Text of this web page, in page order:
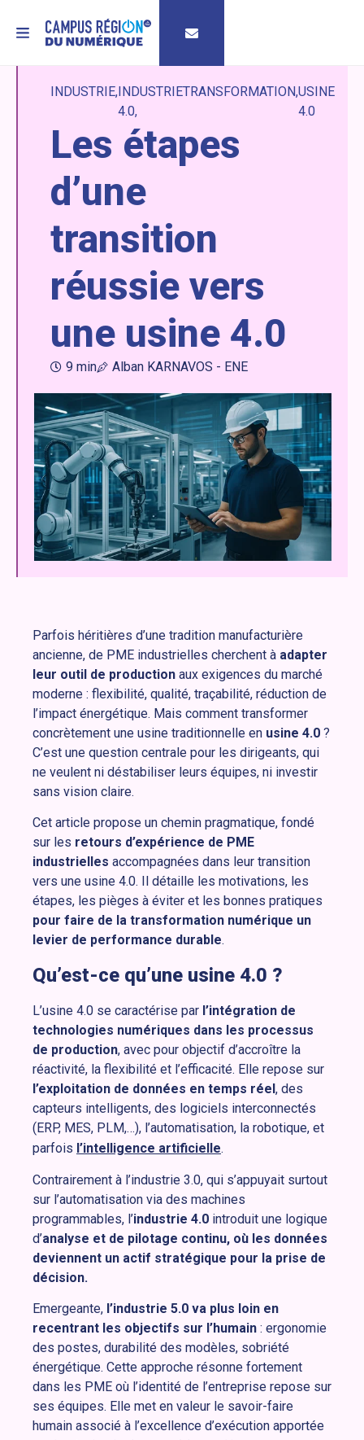
MENU
INDUSTRIE INDUSTRIE
4.0
TRANSFORMATIONUSINE
4.0
Les étapes
d’une
transition
réussie vers
une usine 4.0
9 min Alban KARNAVOS - ENE
Parfois héritières d’une tradition manufacturière
ancienne, de PME industrielles cherchent à adapter
leur outil de production aux exigences du marché
moderne : flexibilité, qualité, traçabilité, réduction de
l’impact énergétique. Mais comment transformer
concrètement une usine traditionnelle en usine 4.0 ?
C’est une question centrale pour les dirigeants, qui
ne veulent ni déstabiliser leurs équipes, ni investir
sans vision claire.
Cet article propose un chemin pragmatique, fondé
sur les retours d’expérience de PME
industrielles accompagnées dans leur transition
vers une usine 4.0. Il détaille les motivations, les
étapes, les pièges à éviter et les bonnes pratiques
pour faire de la transformation numérique un
levier de performance durable.
Qu’est-ce qu’une usine 4.0 ?
L’usine 4.0 se caractérise par l’intégration de
technologies numériques dans les processus
de production, avec pour objectif d’accroître la
réactivité, la flexibilité et l’efficacité. Elle repose sur
l’exploitation de données en temps réel, des
capteurs intelligents, des logiciels interconnectés
(ERP, MES, PLM,…), l’automatisation, la robotique, et
parfois l’intelligence artificielle.
Contrairement à l’industrie 3.0, qui s’appuyait surtout
sur l’automatisation via des machines
programmables, l’industrie 4.0 introduit une logique
d’analyse et de pilotage continu, où les données
deviennent un actif stratégique pour la prise de
décision.
Emergeante, l’industrie 5.0 va plus loin en
recentrant les objectifs sur l’humain : ergonomie
des postes, durabilité des modèles, sobriété
énergétique. Cette approche résonne fortement
dans les PME où l’identité de l’entreprise repose sur
ses équipes. Elle met en valeur le savoir-faire
humain associé à l’excellence d’exécution apportée